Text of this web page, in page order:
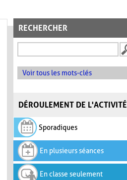
RECHERCHER
Voir tous les mots-clés
DÉROULEMENT DE L'ACTIVITÉ
Sporadiques
En plusieurs séances
En classe seulement